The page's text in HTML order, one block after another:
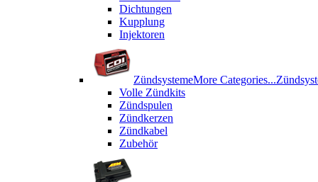
Dichtungen
Kupplung
Injektoren
ZündsystemeMore Categories...
Volle Zündkits
Zündspulen
Zündkerzen
Zündkabel
Zubehör